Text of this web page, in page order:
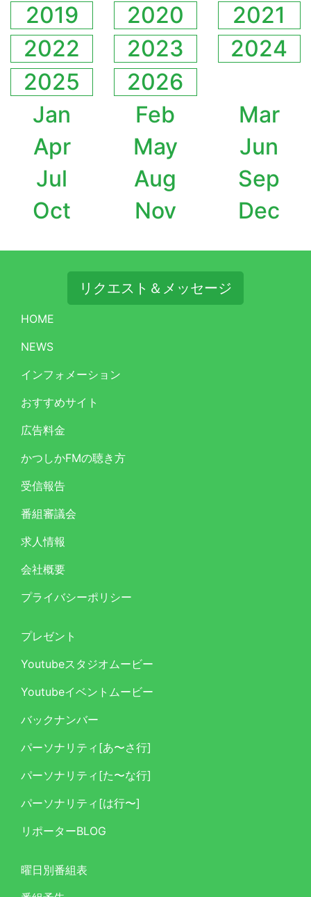
2019 2020
2021
2022
2023
2024
2025
2026
Jan
Feb
Mar
Apr
May
Jun
Jul
Aug
Sep
Oct
Nov Dec
リクエスト＆メッセージ
HOME
NEWS
インフォメーション
おすすめサイト
広告料金
かつしかFMの聴き方
受信報告
番組審議会
求人情報
会社概要
プライバシーポリシー
プレゼント
Youtubeスタジオムービー
Youtubeイベントムービー
バックナンバー
パーソナリティ[あ〜さ行]
パーソナリティ[た〜な行]
パーソナリティ[は行〜]
リポーターBLOG
曜日別番組表